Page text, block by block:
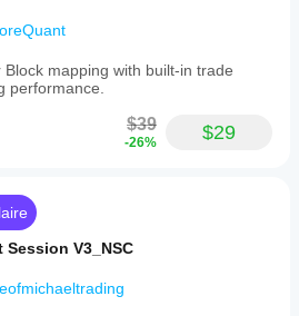
mapping with built-in trade
performance.
$39
-26% $29
Session V3_NSC